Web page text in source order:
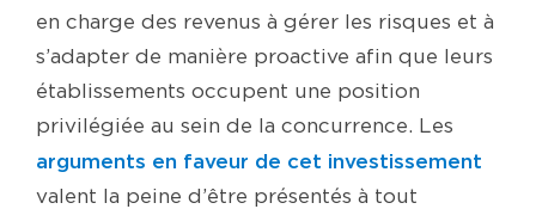
en charge des revenus à gérer les risques et à
s’adapter de manière proactive afin que leurs
établissements occupent une position
privilégiée au sein de la concurrence. Les
arguments en faveur de cet investissement
valent la peine d’être présentés à tout